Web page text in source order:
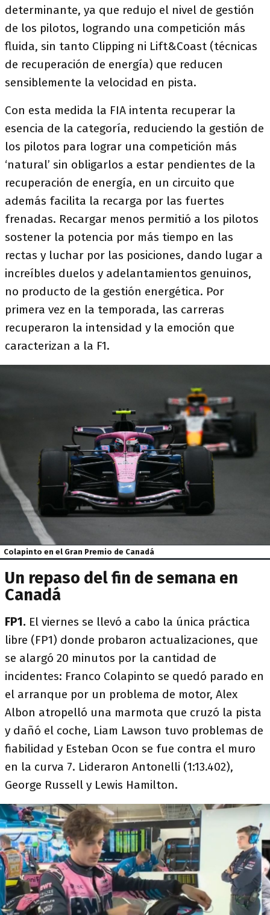
determinante, ya que redujo el nivel de gestión
de los pilotos, logrando una competición más
fluida, sin tanto Clipping ni Lift&Coast (técnicas
de recuperación de energía) que reducen
sensiblemente la velocidad en pista.
Con esta medida la FIA intenta recuperar la
esencia de la categoría, reduciendo la gestión de
los pilotos para lograr una competición más
‘natural’ sin obligarlos a estar pendientes de la
recuperación de energía, en un circuito que
además facilita la recarga por las fuertes
frenadas. Recargar menos permitió a los pilotos
sostener la potencia por más tiempo en las
rectas y luchar por las posiciones, dando lugar a
increíbles duelos y adelantamientos genuinos,
no producto de la gestión energética. Por
primera vez en la temporada, las carreras
recuperaron la intensidad y la emoción que
caracterizan a la F1.
Colapinto en el Gran Premio de Canadá
Un repaso del fin de semana en
Canadá
FP1. El viernes se llevó a cabo la única práctica
libre (FP1) donde probaron actualizaciones, que
se alargó 20 minutos por la cantidad de
incidentes: Franco Colapinto se quedó parado en
el arranque por un problema de motor, Alex
Albon atropelló una marmota que cruzó la pista
y dañó el coche, Liam Lawson tuvo problemas de
fiabilidad y Esteban Ocon se fue contra el muro
en la curva 7. Lideraron Antonelli (1:13.402),
George Russell y Lewis Hamilton.